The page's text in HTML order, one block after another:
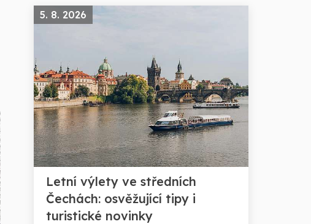
5. 8. 2026
Letní výlety ve středních
Čechách: osvěžující tipy i
turistické novinky